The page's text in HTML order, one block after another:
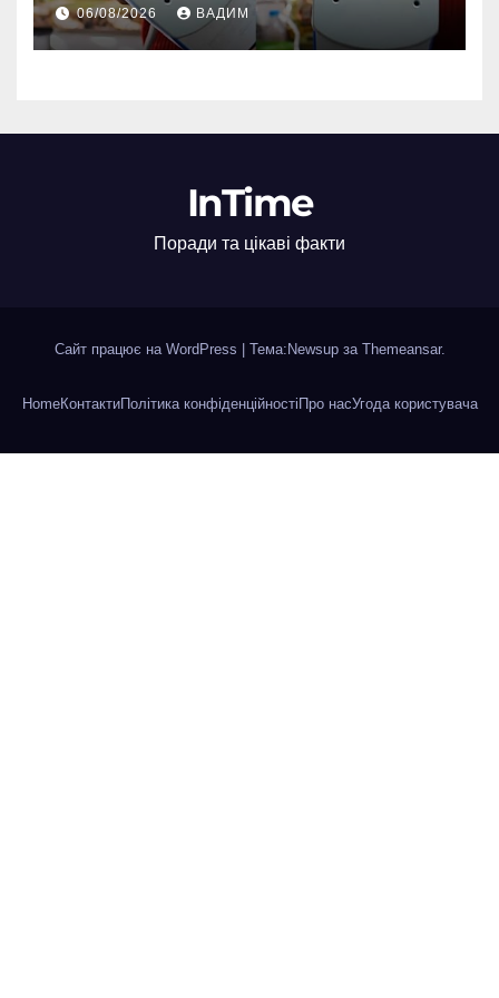
06/08/2026 ВАДИМ
InTime
Поради та цікаві факти
Сайт працює на WordPress Тема:Newsup за Themeansar.
HomeКонтактиПолітика конфіденційності Про насУгода користувача